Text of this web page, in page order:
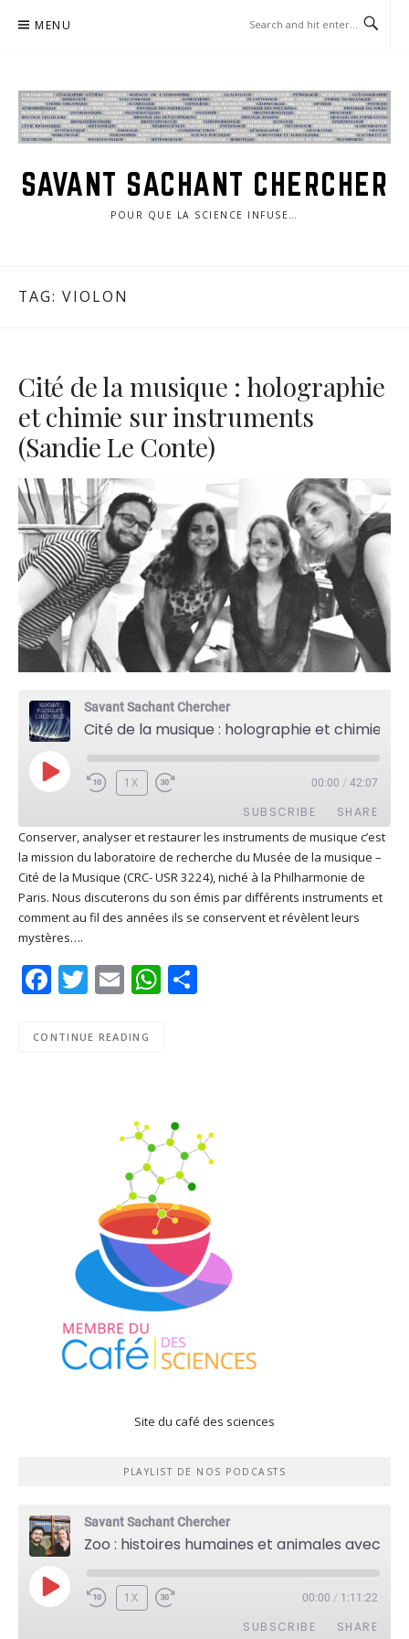
MENU
SAVANT SACHANT CHERCHER
POUR QUE LA SCIENCE INFUSE…
TAG: VIOLON
Cité de la musique : holographie
et chimie sur instruments
(Sandie Le Conte)
Savant Sachant Chercher
PLAY
EPISODE
1X 00:00 / 42:07
SUBSCRIBE SHARE
Apple Podcasts Deezer
Google Play PocketCasts
Podcast Addict RSS
RSS FEED
SHARE
LINK
EMBED
Conserver, analyser et restaurer les instruments de musique c’est
la mission du laboratoire de recherche du Musée de la musique –
Cité de la Musique (CRC- USR 3224), niché à la Philharmonie de
Paris. Nous discuterons du son émis par différents instruments et
comment au fil des années ils se conservent et révèlent leurs
mystères….
Facebook
Twitter
EmailWhatsApp
CONTINUE READING
Site du café des sciences
PLAYLIST DE NOS PODCASTS
Savant Sachant Chercher
PLAY
EPISODE
1X 00:00 / 1:11:22
SUBSCRIBE SHARE